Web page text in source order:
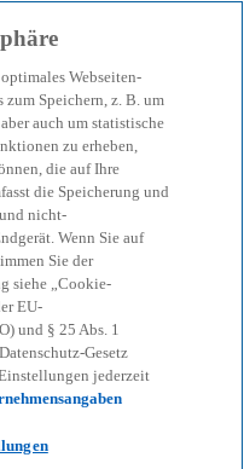
Provider.
& Compliance
Webseiten-
Speichern, z. B. um
auch um statistische
zu erheben,
die auf Ihre
die Speicherung und
nicht-
Wenn Sie auf
Sie der
siehe „Cookie-
EU-
und § 25 Abs. 1
Gesetz
jederzeit